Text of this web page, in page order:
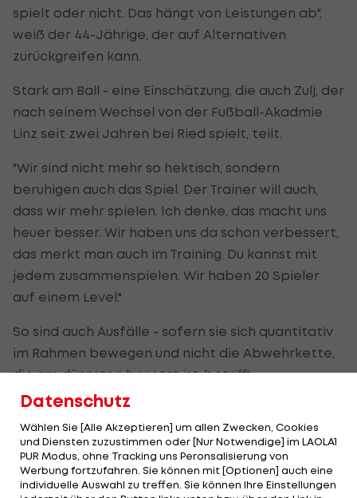
spielt oder nicht. Das hängt von Leistungen ab",
weiß der 44-Jährige, der auf Alternativen
zurückgreifen kann.
Stark am Ball - eine Einschätzung, die auch Zulj, der
nach seinem Wechsel von der Fußball-Akadmie
Linz seit zwei Jahren bei Ried spielt, teilt.
"Wir sind nicht mehr so hektisch, sondern
beruhigen auch das Spiel. Der Trainer will auch,
dass wir mehr spielen. Ich denke, das macht uns
heuer besser. Wir haben uns da schon verbessert,
das merkt man auch im Training. Du kannst mit
jedem zusammenspielen. Wir haben 20 Spieler
auf einem Level."
So sind auch Ausfälle - sofern sie sich quantitativ
im Rahmen bewegen und nicht die Abwehrkette,
die am dünnsten besetzt ist, betrifft -
aufzufangen.
Viele warten auf ihre Chance
Emanuel Schreiner, Clemens Walch oder der
wiedergenesene Ivan Carril brennen auf ihre
Datenschutz
Wählen Sie [Alle Akzeptieren] um allen Zwecken, Cookies
und Diensten zuzustimmen oder [Nur Notwendige] im LAOLA1
PUR Modus, ohne Tracking uns Peronsalisierung von
Werbung fortzufahren. Sie können mit [Optionen] auch eine
individuelle Auswahl zu treffen. Sie können Ihre Einstellungen